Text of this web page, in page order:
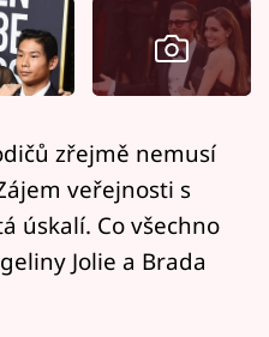
zřejmě nemusí
veřejnosti s
úskalí. Co všechno
Jolie a Brada